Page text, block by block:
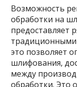
Возможность
обработки на
предоставляет
это позволяет
шлифования,
между
обработки. Это